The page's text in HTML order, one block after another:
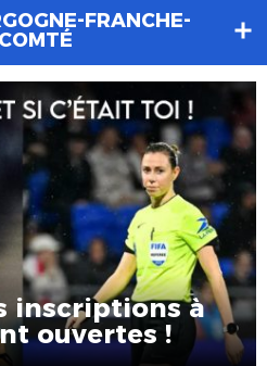
FRANCHE-
COMTÉ
inscriptions à
ouvertes !